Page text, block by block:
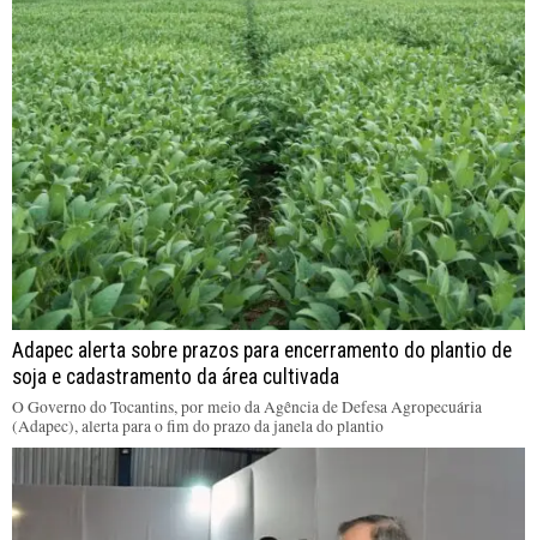
Adapec alerta sobre prazos para encerramento do plantio de
soja e cadastramento da área cultivada
O Governo do Tocantins, por meio da Agência de Defesa Agropecuária
(Adapec), alerta para o fim do prazo da janela do plantio